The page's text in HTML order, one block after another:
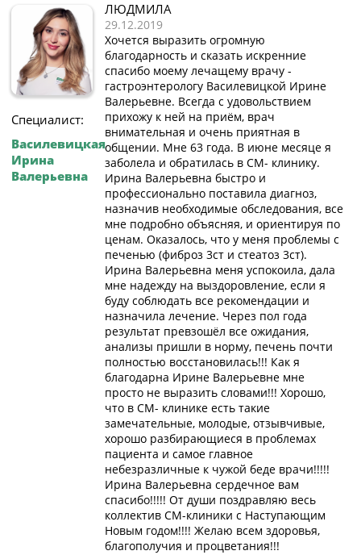
Специалист:
Василевицкая
Ирина
Валерьевна
ЛЮДМИЛА
29.12.2019
Хочется выразить огромную
благодарность и сказать искренние
спасибо моему лечащему врачу -
гастроэнтерологу Василевицкой Ирине
Валерьевне. Всегда с удовольствием
прихожу к ней на приём, врач
внимательная и очень приятная в
общении. Мне 63 года. В июне месяце я
заболела и обратилась в СМ- клинику.
Ирина Валерьевна быстро и
профессионально поставила диагноз,
назначив необходимые обследования, все
мне подробно объясняя, и ориентируя по
ценам. Оказалось, что у меня проблемы с
печенью (фиброз 3ст и стеатоз 3ст).
Ирина Валерьевна меня успокоила, дала
мне надежду на выздоровление, если я
буду соблюдать все рекомендации и
назначила лечение. Через пол года
результат превзошёл все ожидания,
анализы пришли в норму, печень почти
полностью восстановилась!!! Как я
благодарна Ирине Валерьевне мне
просто не выразить словами!!! Хорошо,
что в СМ- клинике есть такие
замечательные, молодые, отзывчивые,
хорошо разбирающиеся в проблемах
пациента и самое главное
небезразличные к чужой беде врачи!!!!!
Ирина Валерьевна сердечное вам
спасибо!!!!! От души поздравляю весь
коллектив СМ-клиники с Наступающим
Новым годом!!!! Желаю всем здоровья,
благополучия и процветания!!!